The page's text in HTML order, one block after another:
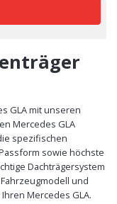
GLA mit unseren
Mercedes GLA
spezifischen
sowie höchste
Dachträgersystem
und
Mercedes GLA.